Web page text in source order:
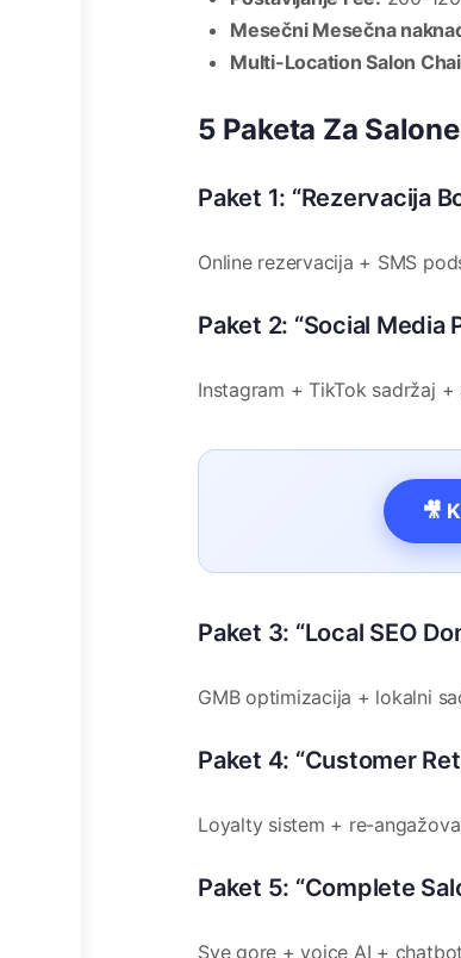
Mesečni Mesečna
Multi-Location Salon
5 Paketa Za Salone
Paket 1: “Rezervacija
Online rezervacija + SMS
Paket 2: “Social Media
Instagram + TikTok sadržaj
🎥
Paket 3: “Local SEO
GMB optimizacija + lokalni
Paket 4: “Customer
Loyalty sistem + re-
Paket 5: “Complete
Sve gore + voice AI +